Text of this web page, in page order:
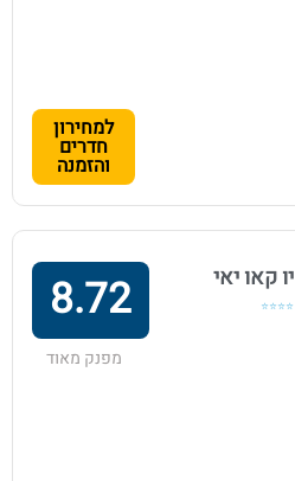
למחירון
חדרים
והזמנה
יו קאו יאי
⭐⭐⭐⭐
8.72
מפנק מאוד